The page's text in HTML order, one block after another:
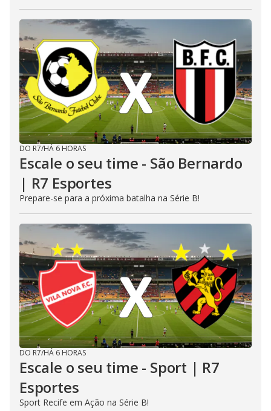
DO R7/HÁ 6 HORAS
Escale o seu time - São Bernardo
| R7 Esportes
Prepare-se para a próxima batalha na Série B!
DO R7/HÁ 6 HORAS
Escale o seu time - Sport | R7
Esportes
Sport Recife em Ação na Série B!